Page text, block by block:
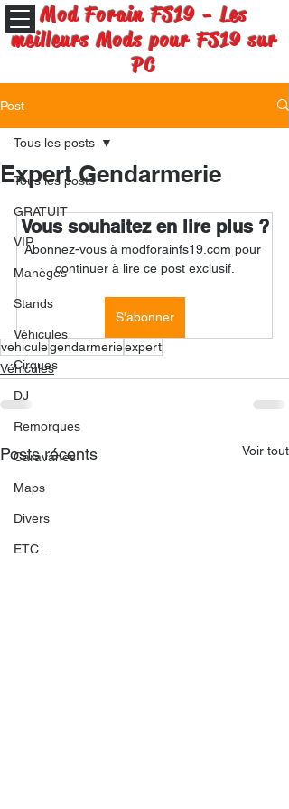
Mod Forain FS19 - Les
meilleurs Mods pour FS19 sur
PC
Post
Tous les posts
GRATUIT
VIP
Manèges
Stands
Véhicules
Cirques
DJ
Remorques
Caravanes
Maps
Divers
ETC...
Tous les posts
Expert Gendarmerie
Vous souhaitez en lire plus ?
Abonnez-vous à modforainfs19.com pour
continuer à lire ce post exclusif.
S'abonner
vehiculegendarmerieexpert
Véhicules
Posts récents Voir tout